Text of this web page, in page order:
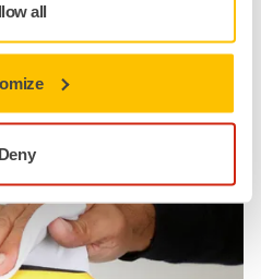
all
Deny
sem fio